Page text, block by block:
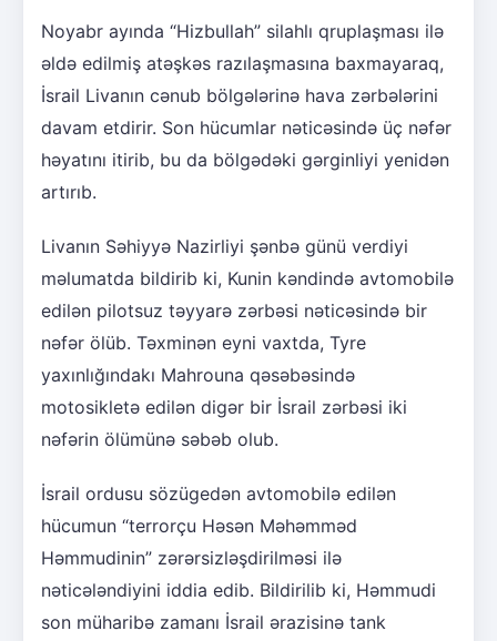
Noyabr ayında “Hizbullah” silahlı qruplaşması ilə
əldə edilmiş atəşkəs razılaşmasına baxmayaraq,
İsrail Livanın cənub bölgələrinə hava zərbələrini
davam etdirir. Son hücumlar nəticəsində üç nəfər
həyatını itirib, bu da bölgədəki gərginliyi yenidən
artırıb.
Livanın Səhiyyə Nazirliyi şənbə günü verdiyi
məlumatda bildirib ki, Kunin kəndində avtomobilə
edilən pilotsuz təyyarə zərbəsi nəticəsində bir
nəfər ölüb. Təxminən eyni vaxtda, Tyre
yaxınlığındakı Mahrouna qəsəbəsində
motosikletə edilən digər bir İsrail zərbəsi iki
nəfərin ölümünə səbəb olub.
İsrail ordusu sözügedən avtomobilə edilən
hücumun “terrorçu Həsən Məhəmməd
Həmmudinin” zərərsizləşdirilməsi ilə
nəticələndiyini iddia edib. Bildirilib ki, Həmmudi
son müharibə zamanı İsrail ərazisinə tank